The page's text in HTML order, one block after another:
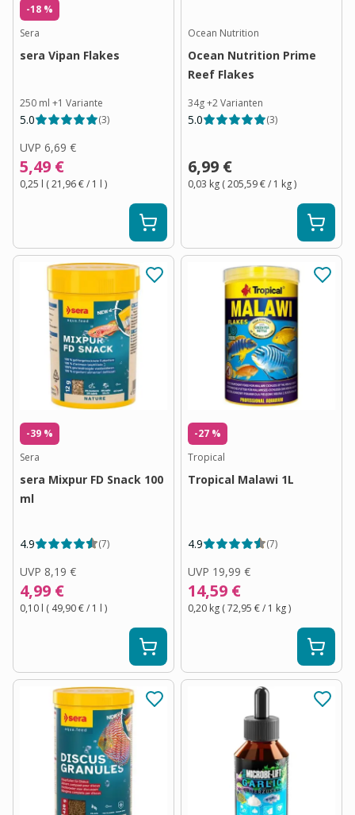
-18 %
Sera
sera Vipan Flakes
250 ml +1 Variante
5.0 (3)
UVP 6,69 €
5,49 €
0,25 l (21,96 €/ 1 l )
Ocean Nutrition
Ocean Nutrition Prime
Reef Flakes
34g+2Varianten
5.0 (3)
6,99 €
0,03 kg (205,59 €/ 1 kg)
-39 %
Sera
sera Mixpur FD Snack 100
ml
4.9 (7)
UVP 8,19 €
4,99 €
0,10 l ( 49,90 €/ 1 l )
-27 %
Tropical
Tropical Malawi 1L
4.9 (7)
UVP 19,99 €
14,59 €
0,20 kg (72,95 €/ 1 kg)